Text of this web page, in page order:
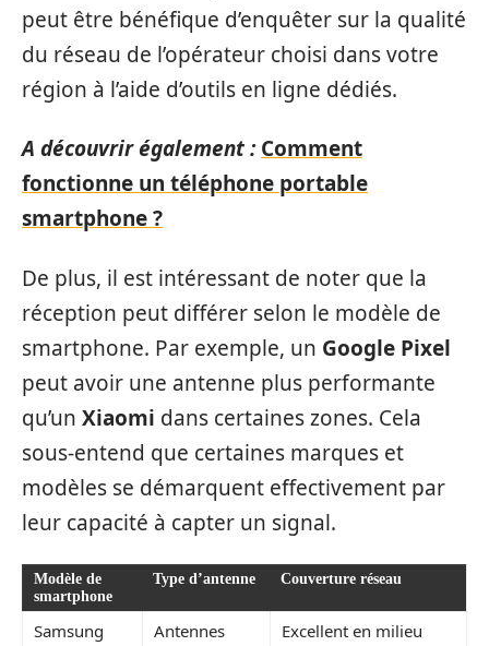
peut être bénéfique d’enquêter sur la qualité
du réseau de l’opérateur choisi dans votre
région à l’aide d’outils en ligne dédiés.
A découvrir également : Comment
fonctionne un téléphone portable
smartphone ?
De plus, il est intéressant de noter que la
réception peut différer selon le modèle de
smartphone. Par exemple, un Google Pixel
peut avoir une antenne plus performante
qu’un Xiaomi dans certaines zones. Cela
sous-entend que certaines marques et
modèles se démarquent effectivement par
leur capacité à capter un signal.
Modèle de
smartphone
Type d’antenne Couverture réseau
Samsung
Antennes
Excellent en milieu